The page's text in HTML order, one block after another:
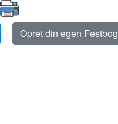
Opret din egen Festbog